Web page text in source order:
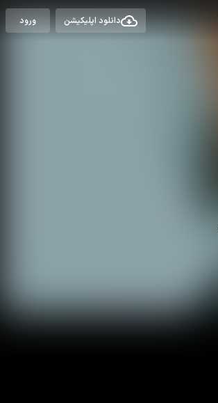
دانلود اپلیکیشن ورود